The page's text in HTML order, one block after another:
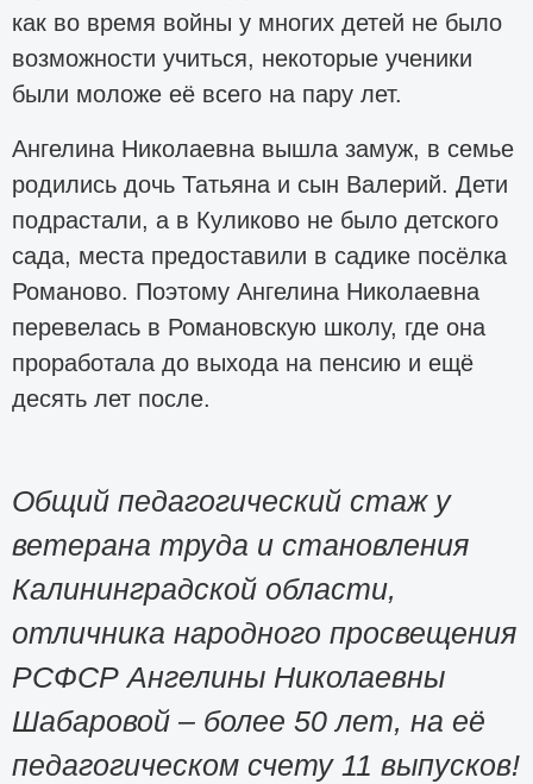
как во время войны у многих детей не было
возможности учиться, некоторые ученики
были моложе её всего на пару лет.
Ангелина Николаевна вышла замуж, в семье
родились дочь Татьяна и сын Валерий. Дети
подрастали, а в Куликово не было детского
сада, места предоставили в садике посёлка
Романово. Поэтому Ангелина Николаевна
перевелась в Романовскую школу, где она
проработала до выхода на пенсию и ещё
десять лет после.
Общий педагогический стаж у
ветерана труда и становления
Калининградской области,
отличника народного просвещения
РСФСР Ангелины Николаевны
Шабаровой – более 50 лет, на её
педагогическом счету 11 выпусков!